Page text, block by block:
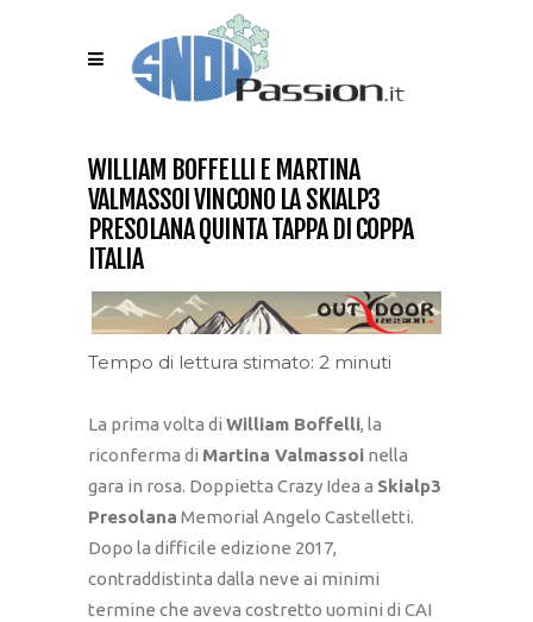
WILLIAM BOFFELLI E MARTINA
VALMASSOI VINCONO LA SKIALP3
PRESOLANA QUINTA TAPPA DI COPPA
ITALIA
Tempo di lettura stimato: 2 minuti
La prima volta di William Boffelli, la
riconferma di Martina Valmassoi nella
gara in rosa. Doppietta Crazy Idea a Skialp3
Presolana Memorial Angelo Castelletti.
Dopo la difficile edizione 2017,
contraddistinta dalla neve ai minimi
termine che aveva costretto uomini di CAI